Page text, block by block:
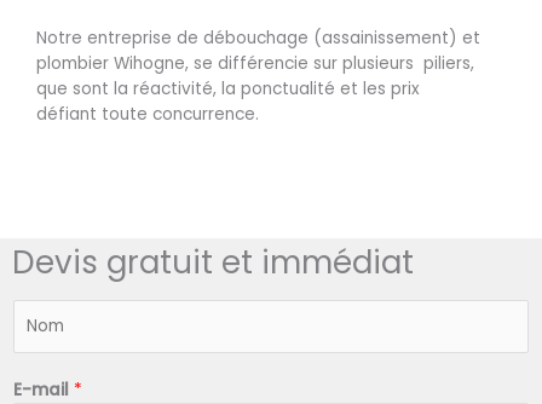
Notre entreprise de débouchage (assainissement) et
plombier Wihogne, se différencie sur plusieurs piliers,
que sont la réactivité, la ponctualité et les prix
défiant toute concurrence.
Devis gratuit et immédiat
*
E-mail *